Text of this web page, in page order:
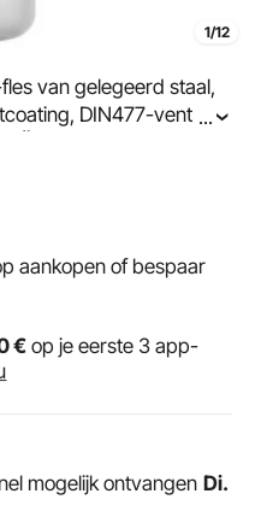
1/12
van gelegeerd staal,
DIN477-ventiel,
gekeurde gasfles
...
aankopen of bespaar
€ op je eerste 3 app-
mogelijk ontvangen Di.